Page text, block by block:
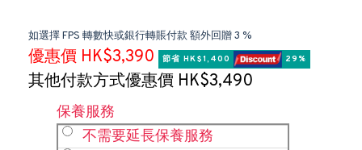
如選擇 FPS 轉數快或銀行轉賬付款 額外回贈 3 %
優惠價 HK$3,390 節省 HK$1,400 29%
其他付款方式優惠價 HK$3,490
保養服務
不需要延長保養服務